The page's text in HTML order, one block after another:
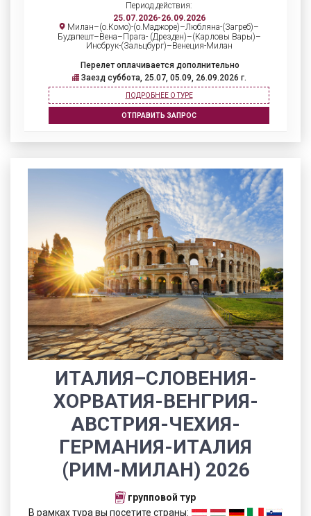
Период действия:
25.07.2026-26.09.2026
Милан–(о.Комо)-(о.Маджоре)–Любляна-(Загреб)–
Будапешт–Вена–Прага- (Дрезден)–(Карловы Вары)–
Инсбрук-(Зальцбург)–Венеция-Милан
Перелет оплачивается дополнительно
Заезд суббота, 25.07, 05.09, 26.09.2026 г.
ПОДРОБНЕЕ О ТУРЕ
ОТПРАВИТЬ ЗАПРОС
ИТАЛИЯ–СЛОВЕНИЯ-
ХОРВАТИЯ-ВЕНГРИЯ-
АВСТРИЯ-ЧЕХИЯ-
ГЕРМАНИЯ-ИТАЛИЯ
(РИМ-МИЛАН) 2026
групповой тур
В рамках тура вы посетите страны: